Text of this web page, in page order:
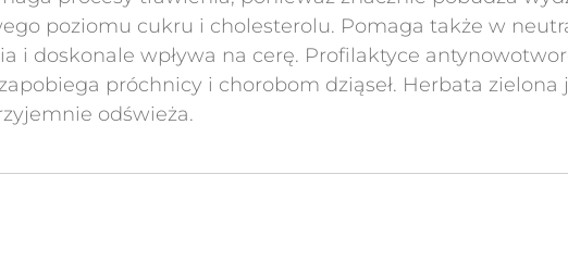
poziomu cukru i cholesterolu. Pomaga także w
i doskonale wpływa na cerę. Profilaktyce
próchnicy i chorobom dziąseł. Herbata zielona
odświeża.